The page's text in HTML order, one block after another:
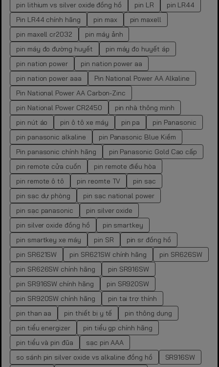
pin lithium vs silver oxide đồng hồ
pin LR
pin LR44
Pin LR44 chính hãng
pin max
pin maxell
pin maxell cr2032
pin máy ảnh
pin máy đo đường huyết
pin máy đo huyết áp
pin nation power
pin nation power aa
pin nation power aaa
Pin National Power AA Alkaline
Pin National Power AA Carbon-Zinc
pin National Power CR2450
pin nhà thông minh
pin nút áo
pin ô tô xe máy pin pa
pin Panasonic
pin panasonic alkaline
pin Panasonic Blue Kiềm
Pin panasonic chính hãng
pin Panasonic Gold Cao cấp
pin remote cửa cuốn
pin remote điều hòa
pin remote ô tô
pin reomte TV
pin sạc
pin sạc dự phòng
pin sạc national power
pin sạc panasonic
pin silver oxide
pin silver oxide đồng hồ
pin smartkey
pin smartkey xe máy
pin SR
pin sr đồng hồ
pin SR621SW
pin SR621SW chính hãng
pin SR626SW
pin SR626SW chính hãng
pin SR916SW
pin SR916SW chính hãng
pin SR920SW
pin SR920SW chính hãng
pin tai trợ thính
pin than aa
pin thiết bị y tế
pin thông dụng
pin tiểu energizer
pin tiểu gp chính hãng
pin tiểu và pin đũa
sạc pin AAA
so sánh pin silver oxide vs alkaline đồng hồ
SR916SW